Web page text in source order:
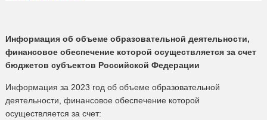
Информация об объеме образовательной деятельности,
финансовое обеспечение которой осуществляется за счет
бюджетов субъектов Российской Федерации
Информация за 2023 год об объеме образовательной
деятельности, финансовое обеспечение которой
осуществляется за счет: